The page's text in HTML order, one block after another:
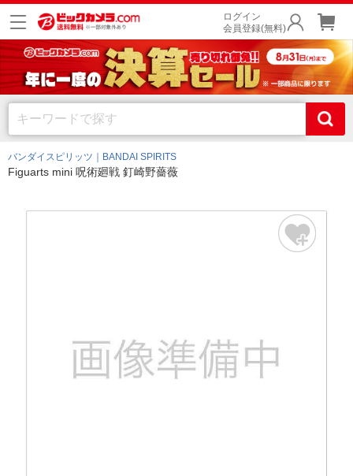
ログイン
会員登録(無料)
バンダイスピリッツ｜BANDAI SPIRITS
Figuarts mini 呪術廻戦 釘崎野薔薇